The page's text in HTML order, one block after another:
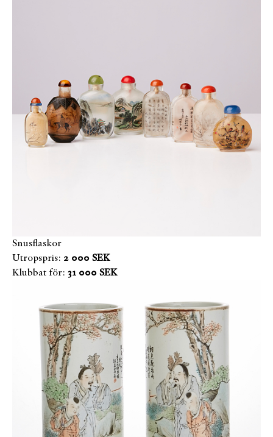
Snusflaskor
Utropspris: 2 000 SEK
Klubbat för: 31 000 SEK